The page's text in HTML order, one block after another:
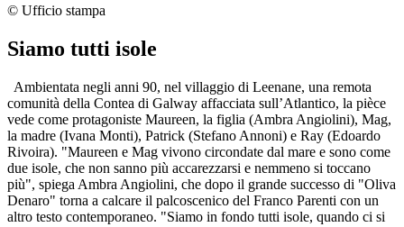
© Ufficio stampa
Siamo tutti isole
Ambientata negli anni 90, nel villaggio di Leenane, una remota
comunità della Contea di Galway affacciata sull’Atlantico, la pièce
vede come protagoniste Maureen, la figlia (Ambra Angiolini), Mag,
la madre (Ivana Monti), Patrick (Stefano Annoni) e Ray (Edoardo
Rivoira). "Maureen e Mag vivono circondate dal mare e sono come
due isole, che non sanno più accarezzarsi e nemmeno si toccano
più", spiega Ambra Angiolini, che dopo il grande successo di "Oliva
Denaro" torna a calcare il palcoscenico del Franco Parenti con un
altro testo contemporaneo. "Siamo in fondo tutti isole, quando ci si